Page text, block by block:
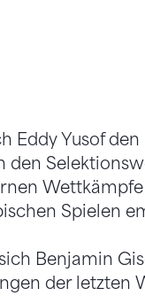
Eddy Yusof
den
Spielen
Benjamin
der letzten